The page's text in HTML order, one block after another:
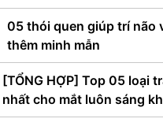
05 thói quen giúp trí não
thêm minh mẫn
[TỔNG HỢP] Top 05 loại
nhất cho mắt luôn sáng